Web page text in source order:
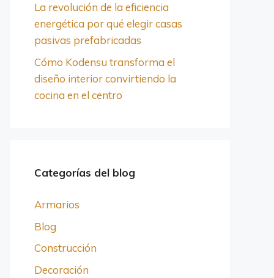
La revolución de la eficiencia
energética por qué elegir casas
pasivas prefabricadas
Cómo Kodensu transforma el
diseño interior convirtiendo la
cocina en el centro
Categorías del blog
Armarios
Blog
Construcción
Decoración